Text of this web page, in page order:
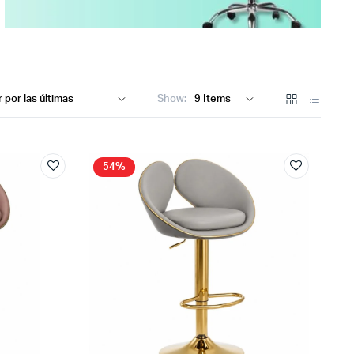
Show:
54%